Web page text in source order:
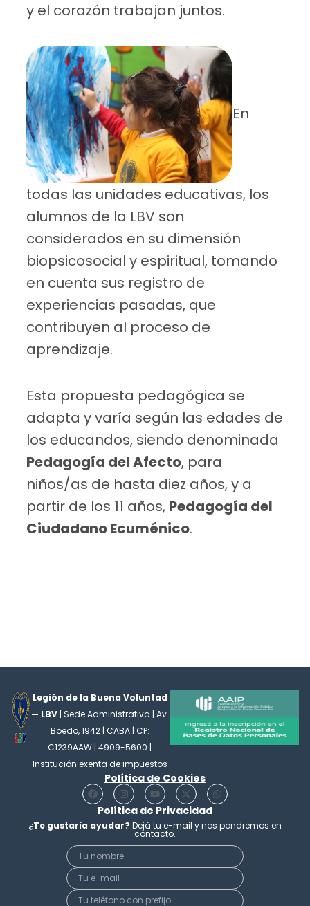
y el corazón trabajan juntos.
En
todas las unidades educativas, los
alumnos de la LBV son
considerados en su dimensión
biopsicosocial y espiritual, tomando
en cuenta sus registro de
experiencias pasadas, que
contribuyen al proceso de
aprendizaje.
Esta propuesta pedagógica se
adapta y varía según las edades de
los educandos, siendo denominada
Pedagogía del Afecto, para
niños/as de hasta diez años, y a
partir de los 11 años, Pedagogía del
Ciudadano Ecuménico.
Legión de la Buena Voluntad
— LBV | Sede Administrativa | Av.
Boedo, 1942 | CABA | CP:
C1239AAW | 4909-5600 |
Institución exenta de impuestos
Política de Cookies
F
a
e
b
o
o
k
I
n
s
t
a
g
r
a
Y
o
u
t
u
b
X
-
t
w
i
t
e
W
h
t
s
a
p
Política de Privacidad
¿Te gustaría ayudar? Dejá tu e-mail y nos pondremos en
contacto.